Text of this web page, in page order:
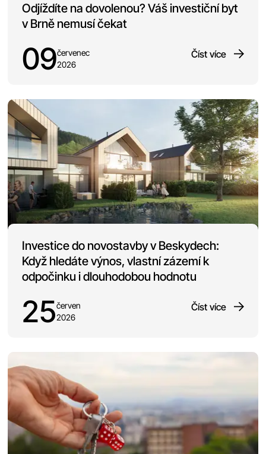
Odjíždíte na dovolenou? Váš investiční byt
v Brně nemusí čekat
09červenec
2026
Číst více
Investice do novostavby v Beskydech:
Když hledáte výnos, vlastní zázemí k
odpočinku i dlouhodobou hodnotu
25červen
2026
Číst více